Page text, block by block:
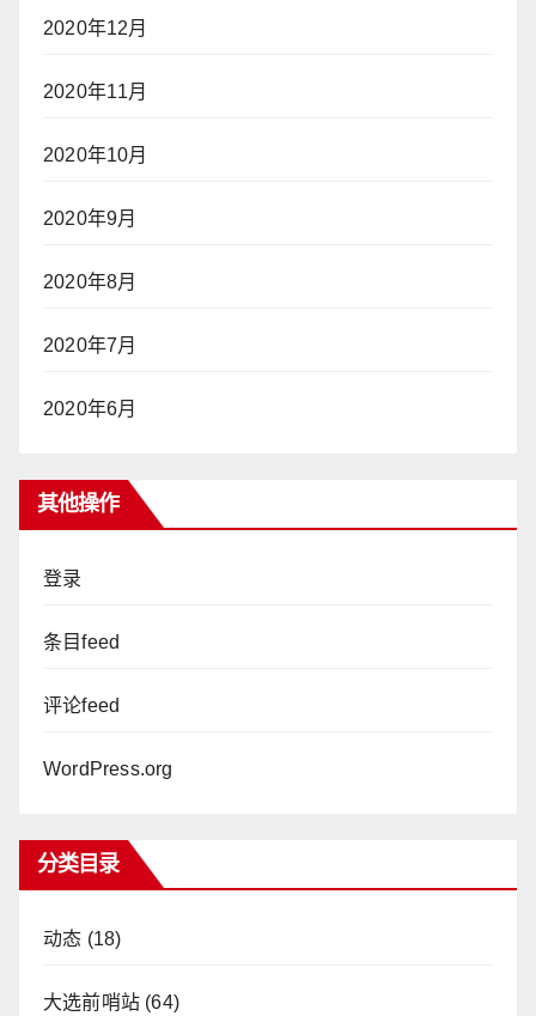
2020年12月
2020年11月
2020年10月
2020年9月
2020年8月
2020年7月
2020年6月
其他操作
登录
条目feed
评论feed
WordPress.org
分类目录
动态 (18)
大选前哨站 (64)